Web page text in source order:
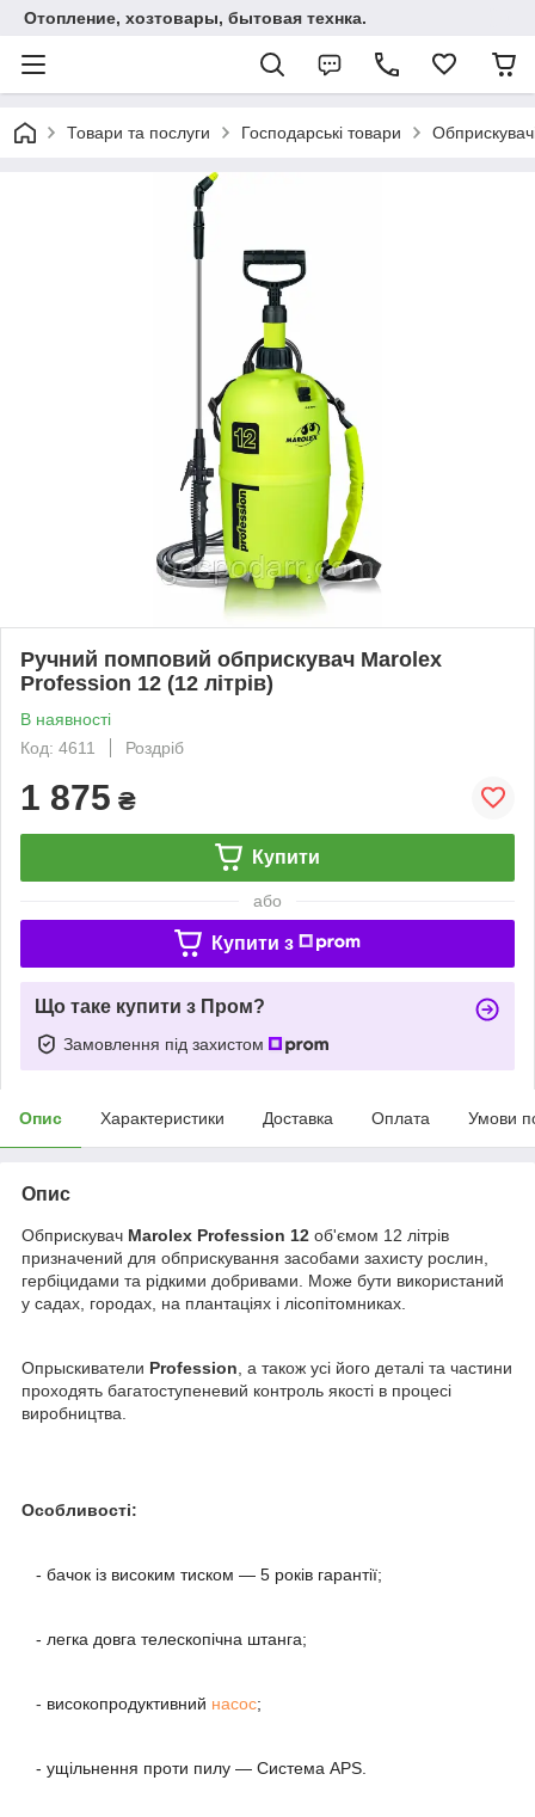
Отопление, хозтовары, бытовая технка.
Товари та послуги Господарські товари
Ручний помповий обприскувач Marolex
Profession 12 (12 літрів)
В наявності
Код: 4611
Роздріб
1 875 ₴
Купити
або
Купити з
Що таке купити з Пром?
Замовлення під захистом
Опис Характеристики Доставка Оплата Умови
Опис
Обприскувач Marolex Profession 12 об'ємом 12 літрів
призначений для обприскування засобами захисту рослин,
гербіцидами та рідкими добривами. Може бути використаний
у садах, городах, на плантаціях і лісопітомниках.
Опрыскиватели Profession , а також усі його деталі та частини
проходять багатоступеневий контроль якості в процесі
виробництва.
Особливості:
- бачок із високим тиском — 5 років гарантії;
- легка довга телескопічна штанга;
- високопродуктивний насос;
- ущільнення проти пилу — Система APS.